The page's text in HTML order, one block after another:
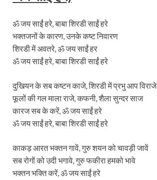
ॐ जय साईं हरे, बाबा शिरडी साईं हरे
भक्तजनों के कारण, उनके कष्ट निवारण
शिरडी में अवतरे, ॐ जय साईं हर
ॐ जय साईं हरे, बाबा शिरडी साईं हरे
दुखियन के सब कष्टन काजे, शिरडी में प्रभु आप विराजे
फूलों की गल माला राजे, कफनी, शैला सुन्दर साज
कारज सब के करें, ॐ जय साईं हरे
ॐ जय साईं हरे, बाबा शिरडी साईं हरे
काकड़ आरत भक्तन गावें, गुरु शयन को चावड़ी जावें
सब रोगों को उदी भगावे, गुरु फकीरा हमको भावे
भक्तन भक्ति करें, ॐ जय साईं हरे